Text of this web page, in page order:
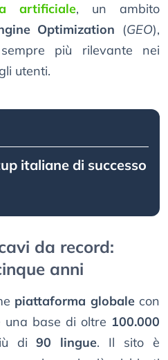
artificiale, un ambito
Optimization (GEO),
più rilevante nei
utenti.
italiane di successo
da record:
anni
piattaforma globalecon
base di oltre 100.000
di90 lingue. Il sito è